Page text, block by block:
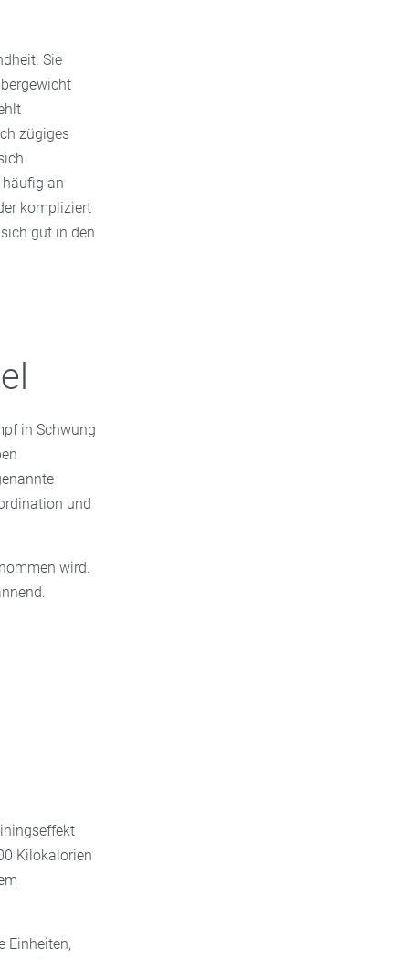
Sie
zügiges
an
kompliziert
gut in den
in Schwung
und
wird.
Kilokalorien
Einheiten,